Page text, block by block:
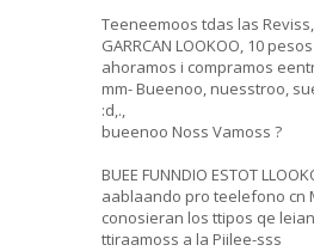
Teeneemoos tdas las
GARRCAN LOOKOO, 10
ahoramos i compramos
mm- Bueenoo, nuesstroo,
:d,.,
bueenoo Noss Vamoss ?
BUEE FUNNDIO ESTOT
aablaando pro teelefono cn
conosieran los ttipos qe
ttiraamoss a la Piilee-sss